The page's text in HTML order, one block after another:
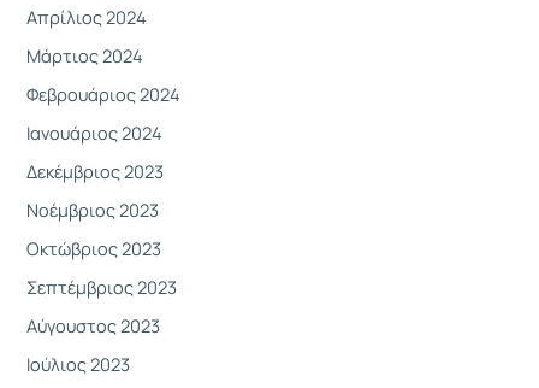
Απρίλιος 2024
Μάρτιος 2024
Φεβρουάριος 2024
Ιανουάριος 2024
Δεκέμβριος 2023
Νοέμβριος 2023
Οκτώβριος 2023
Σεπτέμβριος 2023
Αύγουστος 2023
Ιούλιος 2023